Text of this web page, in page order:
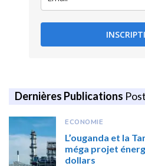
Dernières Publications
ECONOMIE
L’ouganda et la
méga projet
dollars